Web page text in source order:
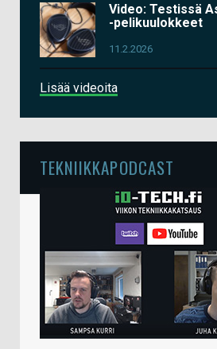
Video: Testissä
-pelikuulokkeet
11.2.2026
Lisää videoita
TEKNIIKKAPODCAST